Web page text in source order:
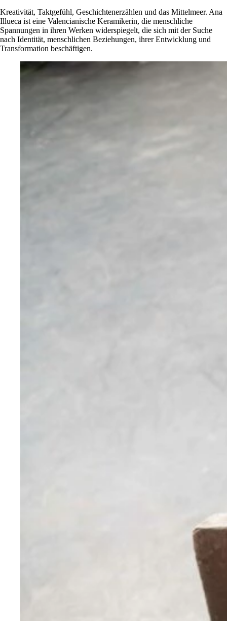
Kreativität, Taktgefühl, Geschichtenerzählen und das Mittelmeer. Ana
Illueca ist eine Valencianische Keramikerin, die menschliche
Spannungen in ihren Werken widerspiegelt, die sich mit der Suche
nach Identität, menschlichen Beziehungen, ihrer Entwicklung und
Transformation beschäftigen.